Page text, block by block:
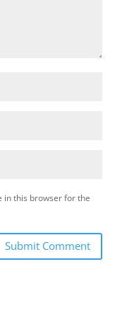
in this browser for the
Submit Comment